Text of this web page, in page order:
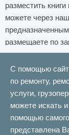
разместить
можете через
размещаете по
Эти модели -
хотят избежать
обратитесь к
Заказ полок
Настенные
использования.
С помощью
по ремонту,
услуги,
можете искать
помощью
представлена